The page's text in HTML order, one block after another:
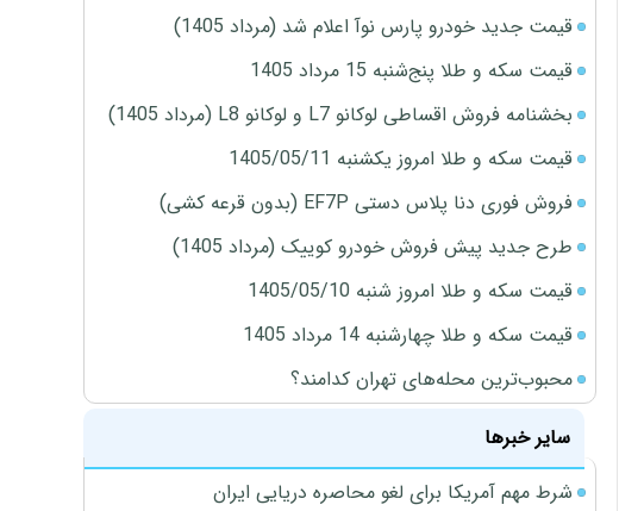
قیمت جدید خودرو پارس نوآ اعلام شد (مرداد 1405)
قیمت سکه و طلا پنج‌شنبه 15 مرداد 1405
بخشنامه فروش اقساطی لوکانو L7 و لوکانو L8 (مرداد 1405)
قیمت سکه و طلا امروز یکشنبه 1405/05/11
فروش فوری دنا پلاس دستی EF7P (بدون قرعه کشی)
طرح جدید پیش فروش خودرو کوییک (مرداد 1405)
قیمت سکه و طلا امروز شنبه 1405/05/10
قیمت سکه و طلا چهارشنبه 14 مرداد 1405
محبوب‌ترین محله‌های تهران کدامند؟
سایر خبرها
شرط مهم آمریکا برای لغو محاصره دریایی ایران